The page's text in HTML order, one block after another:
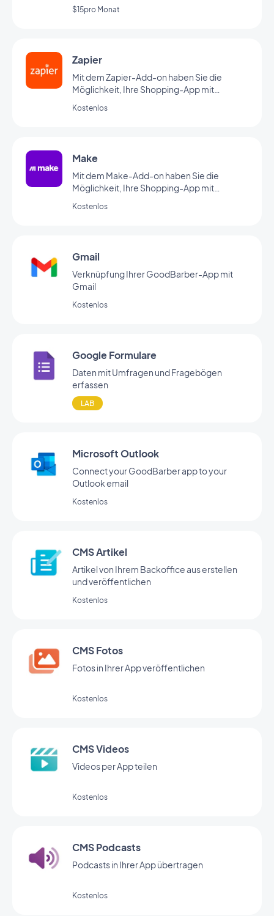
Terminbuchung per App
$15pro Monat
Zapier
Mit dem Zapier-Add-on haben Sie die
Möglichkeit, Ihre Shopping-App mit
verbinden. Dank dieses Add-ons erstellen
dieses Add-on verwenden zu können.)
Kostenlos
Make
Mit dem Make-Add-on haben Sie die
Möglichkeit, Ihre Shopping-App mit
verbinden. Dank dieses Add-ons erstellen
dieses Add-on verwenden zu können.)
Kostenlos
Gmail
Verknüpfung Ihrer GoodBarber-App mit
Gmail
Kostenlos
Google Formulare
Daten mit Umfragen und Fragebögen
erfassen
LAB
Microsoft Outlook
Connect your GoodBarber app to your
Outlook email
Kostenlos
CMS Artikel
Artikel von Ihrem Backoffice aus erstellen
und veröffentlichen
Kostenlos
CMS Fotos
Fotos in Ihrer App veröffentlichen
Kostenlos
CMS Videos
Videos per App teilen
Kostenlos
CMS Podcasts
Podcasts in Ihrer App übertragen
Kostenlos